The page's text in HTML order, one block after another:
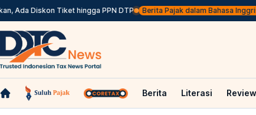
Ada Diskon Tiket hingga PPN DTP Berita Pajak dalam Bahasa Inggris,
Berita Literasi Review